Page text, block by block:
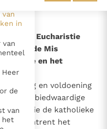
Over ons
Over RK Documenten
Doneren
Gebruiksvoorwaarden
van
in
van
Heer
de
van
het
van de Eucharistie
van de Mis
en het
stichting en voldoening
u, eerbiedwaardige
die de katholieke
bezit omtrent het